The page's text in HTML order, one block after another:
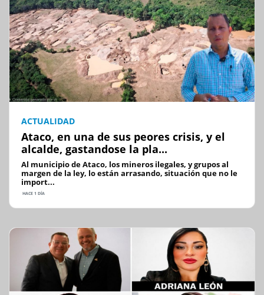
ACTUALIDAD
Ataco, en una de sus peores crisis, y el
alcalde, gastandose la pla...
Al municipio de Ataco, los mineros ilegales, y grupos al
margen de la ley, lo están arrasando, situación que no le
import...
HACE 1 DÍA